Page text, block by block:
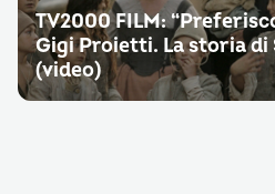
TV2000 FILM:
Gigi Proietti. La storia di
(video)